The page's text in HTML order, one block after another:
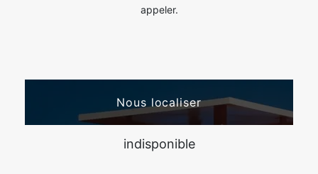
appeler.
Nous localiser
indisponible